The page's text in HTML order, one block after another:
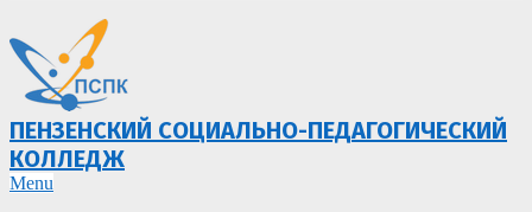
ПЕНЗЕНСКИЙ СОЦИАЛЬНО-ПЕДАГОГИЧЕСКИЙ
КОЛЛЕДЖ
Primary
Menu